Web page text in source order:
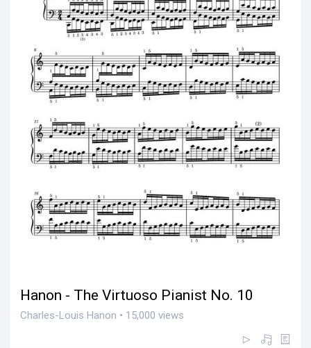
Hanon - The Virtuoso Pianist No. 10
Charles-Louis Hanon • 15,000 views